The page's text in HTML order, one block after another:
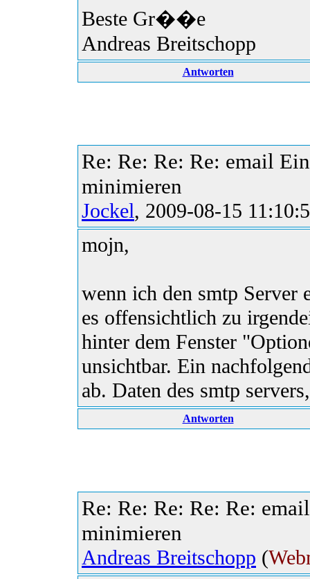
Beste Gr��e
Andreas Breitschopp
Antworten
Re: Re: Re: Re: email
minimieren
Jockel, 2009-08-15
mojn,
wenn ich den smtp Server
es offensichtlich zu
hinter dem Fenster
unsichtbar. Ein
ab. Daten des smtp
Antworten
Re: Re: Re: Re: Re:
minimieren
Andreas Breitschopp (